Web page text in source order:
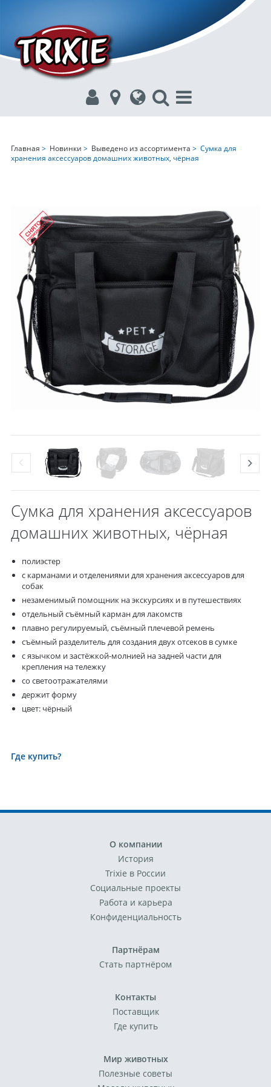
Главная > Новинки > Выведено из ассортимента > Сумка для
хранения аксессуаров домашних животных, чёрная
Сумка для хранения аксессуаров
домашних животных, чёрная
полиэстер
с карманами и отделениями для хранения аксессуаров для
собак
незаменимый помощник на экскурсиях и в путешествиях
отдельный съёмный карман для лакомств
плавно регулируемый, съёмный плечевой ремень
съёмный разделитель для создания двух отсеков в сумке
с язычком и застёжкой-молнией на задней части для
крепления на тележку
со светоотражателями
держит форму
цвет: чёрный
Где купить?
О компании
История
Trixie в России
Социальные проекты
Работа и карьера
Конфиденциальность
Партнёрам
Стать партнёром
Контакты
Поставщик
Где купить
Мир животных
Полезные советы